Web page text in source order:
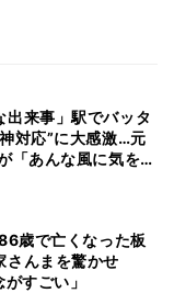
出来事」駅でバッタ
対応”に大感激…元
「あんな風に気を使
感動した“振る舞
歳で亡くなった板
さんまを驚かせ
すごい」